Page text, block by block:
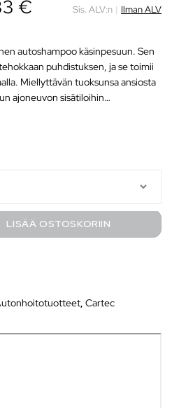
€ Sis. ALV:n | Ilman ALV
autoshampoo käsinpesuun. Sen
puhdistuksen, ja se toimii
Miellyttävän tuoksunsa ansiosta
ajoneuvon sisätiloihin
LISÄÄ OSTOSKORIIN
, Cartec